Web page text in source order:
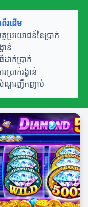
ព័រដើម
ថប្រយោជន៍នៃប្រាក់
វាន់
ដាក់ប្រាក់
រប្រាក់រង្វាន់
ណួរញឹកញាប់